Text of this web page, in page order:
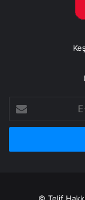
Posta
adresinizi
© Telif